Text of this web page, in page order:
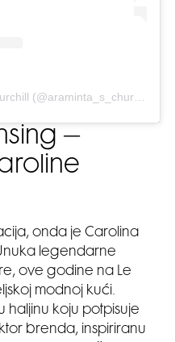
Objavu dijeli Minty Spencer-Churchill (@araminta_s_churchill_eventing)
–
onda je Carolina
legendarne
ove godine na Le
modnoj kući.
haljinu koju potpisuje
brenda, inspiriranu